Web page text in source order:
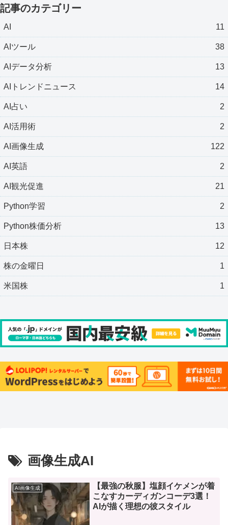
記事のカテゴリー
AI 11
AIツール 38
AIデータ分析 13
AIトレンドニュース 14
AI占い 2
AI活用術 2
AI画像生成 122
AI英語 2
AI観光促進 21
Python学習 2
Python株価分析 13
日本株 12
株の金曜日 1
米国株 1
画像生成AI
AI画像生成
【最強の秋服】塩顔イケメンが着
こなすカーディガンコーデ3選！
AIが描く理想の彼スタイル